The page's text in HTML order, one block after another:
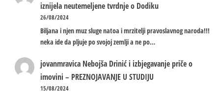
iznijela neutemeljene tvrdnje o Dodiku
26/08/2024
Biljana i njen muz sluge natoa i mrzitelji pravoslavnog naroda!!!
neka ide da pljuje po svojoj zemlji a ne po…
jovanmravica Nebojša Drinić i izbjegavanje priče o
imovini – PREZNOJAVANJE U STUDIJU
15/08/2024